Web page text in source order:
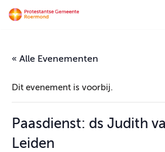
de
« Alle Evenementen
Dit evenement is voorbij.
Paasdienst: ds Judith
Leiden